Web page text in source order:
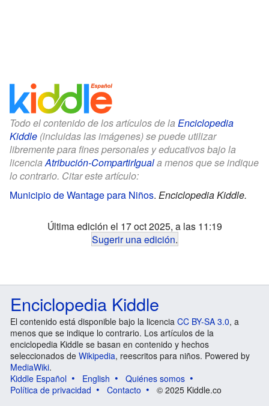
Todo el contenido de los artículos de la Enciclopedia
Kiddle (incluidas las imágenes) se puede utilizar
libremente para fines personales y educativos bajo la
licenciaAtribución-CompartirIguala menos que se indique
lo contrario. Citar este artículo:
Municipio de Wantage para Niños. Enciclopedia Kiddle.
Última edición el 17 oct 2025, a las 11:19
Sugerir una edición.
Enciclopedia Kiddle
El contenido está disponible bajo la licencia CC BY-SA 3.0, a
menos que se indique lo contrario. Los artículos de la
enciclopedia Kiddle se basan en contenido y hechos
seleccionados de Wikipedia, reescritos para niños. Powered by
MediaWiki.
Kiddle Español
English
Quiénes somos
Política de privacidad
Contacto © 2025 Kiddle.co